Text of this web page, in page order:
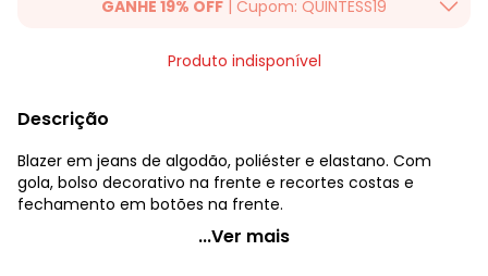
GANHE 19% OFF | Cupom: QUINTESS19
QUINTESS19. Válido para toda loja Quintess, até 07/08/2026.
Produto indisponível
Descrição
Blazer em jeans de algodão, poliéster e elastano. Com
gola, bolso decorativo na frente e recortes costas e
fechamento em botões na frente.
Quintess - Blazer Jeans Claro com Bolso Decorativo
...Ver mais